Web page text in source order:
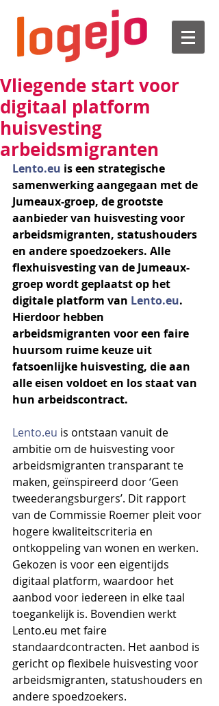
Vliegende start voor
digitaal platform
huisvesting
arbeidsmigranten
Lento.eu is een strategische
samenwerking aangegaan met de
Jumeaux-groep, de grootste
aanbieder van huisvesting voor
arbeidsmigranten, statushouders
en andere spoedzoekers. Alle
flexhuisvesting van de Jumeaux-
groep wordt geplaatst op het
digitale platform van Lento.eu.
Hierdoor hebben
arbeidsmigranten voor een faire
huursom ruime keuze uit
fatsoenlijke huisvesting, die aan
alle eisen voldoet en los staat van
hun arbeidscontract.
Lento.eu is ontstaan vanuit de
ambitie om de huisvesting voor
arbeidsmigranten transparant te
maken, geïnspireerd door ‘Geen
tweederangsburgers’. Dit rapport
van de Commissie Roemer pleit voor
hogere kwaliteitscriteria en
ontkoppeling van wonen en werken.
Gekozen is voor een eigentijds
digitaal platform, waardoor het
aanbod voor iedereen in elke taal
toegankelijk is. Bovendien werkt
Lento.eu met faire
standaardcontracten. Het aanbod is
gericht op flexibele huisvesting voor
arbeidsmigranten, statushouders en
andere spoedzoekers.